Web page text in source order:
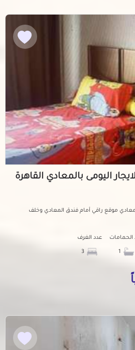
موقع راقي أمام فندق المعادي وخلف
الحمامات عدد الغرف